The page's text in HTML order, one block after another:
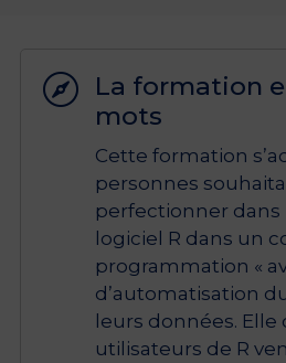

La formation
mots
Cette formation
personnes
perfectionner dans
logiciel R dans un
programmation «
d’automatisation
leurs données. Elle
utilisateurs de R